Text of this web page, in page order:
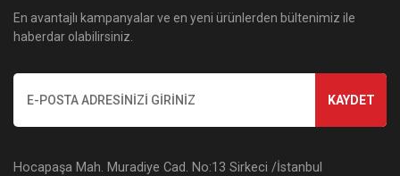
En avantajlı kampanyalar ve en yeni ürünlerden bültenimiz ile
haberdar olabilirsiniz.
KAYDET
Hocapaşa Mah. Muradiye Cad. No:13 Sirkeci /İstanbul